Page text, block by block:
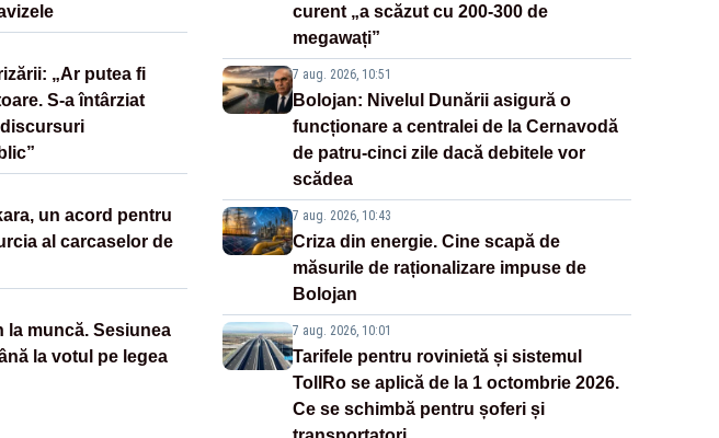
„Ar putea fi
S-a întârziat
un acord pentru
al carcaselor de
la muncă. Sesiunea
la votul pe legea
curent „a scăzut cu 200-300 de
megawați”
7 aug. 2026, 10:51
Bolojan: Nivelul Dunării asigură o
funcționare a centralei de la Cernavodă
de patru-cinci zile dacă debitele vor
scădea
7 aug. 2026, 10:43
Criza din energie. Cine scapă de
măsurile de raționalizare impuse de
Bolojan
7 aug. 2026, 10:01
Tarifele pentru rovinietă și sistemul
TollRo se aplică de la 1 octombrie 2026.
Ce se schimbă pentru șoferi și